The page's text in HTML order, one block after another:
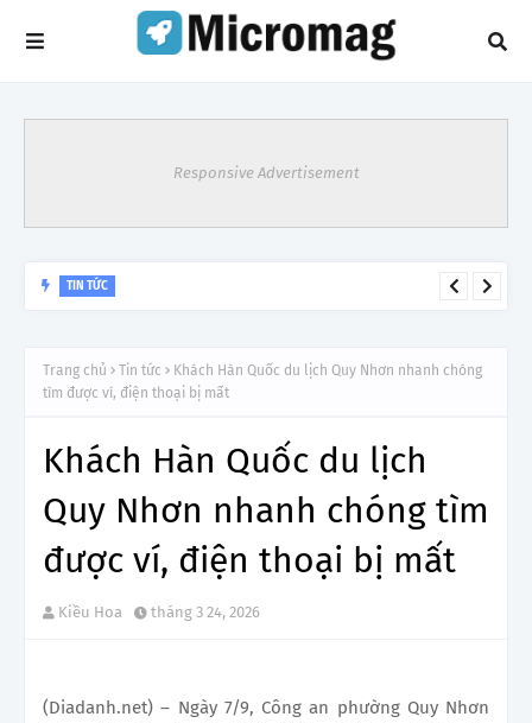
Responsive Advertisement
TIN TỨC
Trang chủ Tin tức
Khách Hàn Quốc du lịch Quy Nhơn nhanh chóng
tìm được ví, điện thoại bị mất
Khách Hàn Quốc du lịch
Quy Nhơn nhanh chóng tìm
được ví, điện thoại bị mất
Kiều Hoa tháng 3 24, 2026
(Diadanh.net) – Ngày 7/9, Công an phường Quy Nhơn